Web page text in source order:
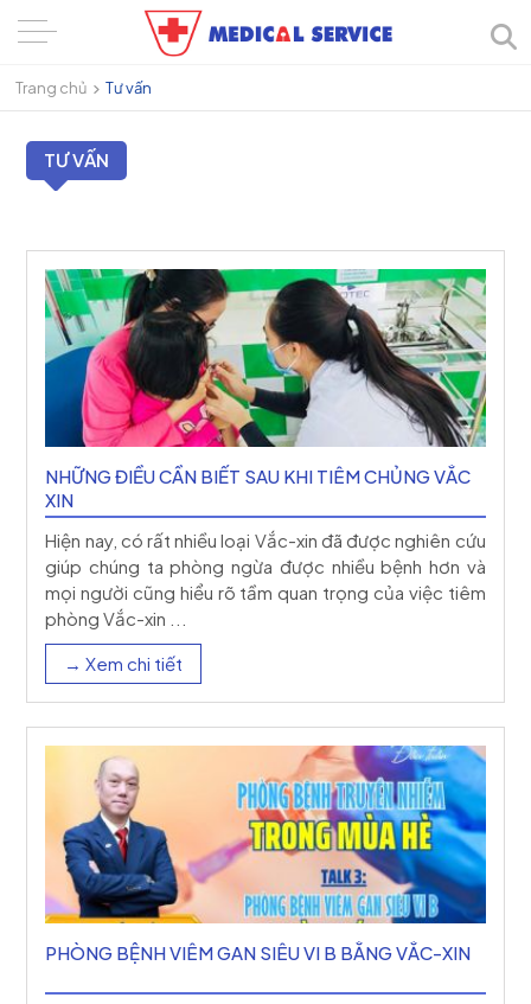
Trang chủ Tư vấn
TƯ VẤN
NHỮNG ĐIỀU CẦN BIẾT SAU KHI TIÊM CHỦNG VẮC
XIN
Hiện nay, có rất nhiều loại Vắc-xin đã được nghiên cứu
giúp chúng ta phòng ngừa được nhiều bệnh hơn và
mọi người cũng hiểu rõ tầm quan trọng của việc tiêm
phòng Vắc-xin ...
→ Xem chi tiết
PHÒNG BỆNH VIÊM GAN SIÊU VI B BẰNG VẮC-XIN